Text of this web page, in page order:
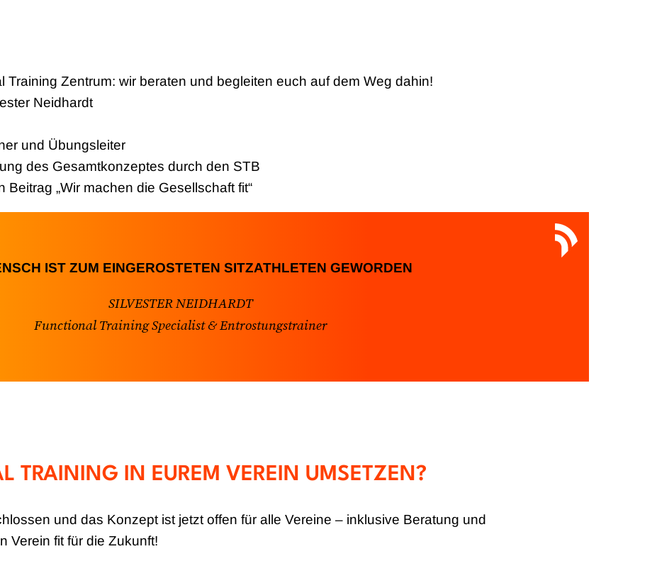
Training Zentrum: wir beraten und begleiten euch auf dem Weg dahin!
Neidhardt
und Übungsleiter
des Gesamtkonzeptes durch den STB
„Wir machen die Gesellschaft fit“
IST ZUM EINGEROSTETEN SITZATHLETEN GEWORDEN
SILVESTER NEIDHARDT
Functional Training Specialist & Entrostungstrainer
TRAINING IN EUREM VEREIN UMSETZEN?
und das Konzept ist jetzt offen für alle Vereine – inklusive Beratung und
Verein fit für die Zukunft!